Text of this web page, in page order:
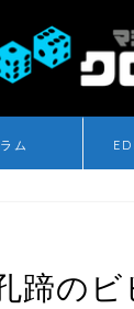
ム
蹄の